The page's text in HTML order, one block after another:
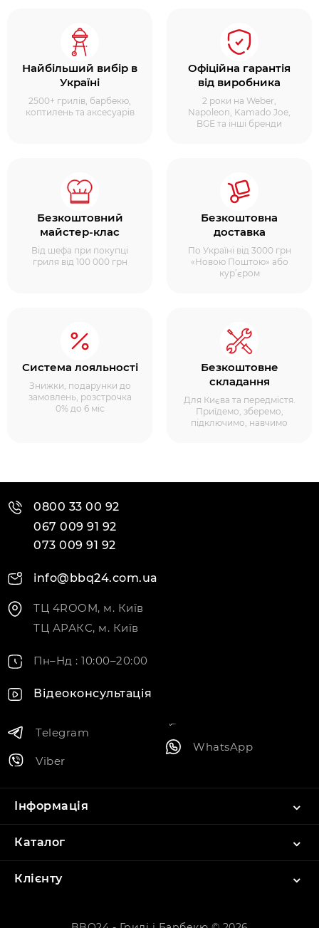
Найбільший вибір в
Україні
2500+ грилів, барбекю,
коптилень та аксесуарів
Офіційна гарантія
від виробника
2 роки на Weber,
Napoleon, Kamado Joe,
BGE та інші бренди
Безкоштовний
майстер-клас
Від шефа при покупці
гриля від 100 000 грн
Безкоштовна
доставка
По Україні від 3000 грн
«Новою Поштою» або
кур’єром
Система лояльності
Знижки, подарунки до
замовлень, розстрочка
0% до 6 міс
Безкоштовне
складання
Для Києва та передмістя.
Приїдемо, зберемо,
підключимо, навчимо
0800 33 00 92
067 009 91 92
073 009 91 92
info@bbq24.com.ua
ТЦ 4ROOM, м. Київ
ТЦ АРАКС, м. Київ
Пн–Нд : 10:00–20:00
Відеоконсультація
Telegram
Viber
WhatsApp
Інформація
Каталог
Клієнту